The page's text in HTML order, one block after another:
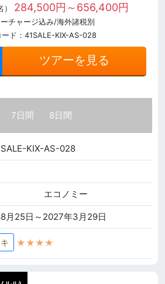
284,500円～656,400円
チャージ込み/海外諸税別
ード：41SALE-KIX-AS-028
ツアーを見る
7日間 8日間
KIX-AS-028
エコノミー
月25日～2027年3月29日
★★★★